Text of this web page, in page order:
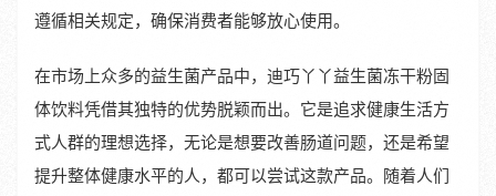
遵循相关规定，确保消费者能够放心使用。
在市场上众多的益生菌产品中，迪巧丫丫益生菌冻干粉固
体饮料凭借其独特的优势脱颖而出。它是追求健康生活方
式人群的理想选择，无论是想要改善肠道问题，还是希望
提升整体健康水平的人，都可以尝试这款产品。随着人们